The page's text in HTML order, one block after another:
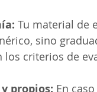
Tu material de
sino
criterios de
propios: En